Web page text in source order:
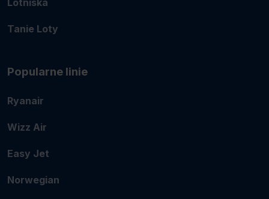
Lotniska
Tanie Loty
Popularne linie
Ryanair
Wizz Air
Easy Jet
Norwegian